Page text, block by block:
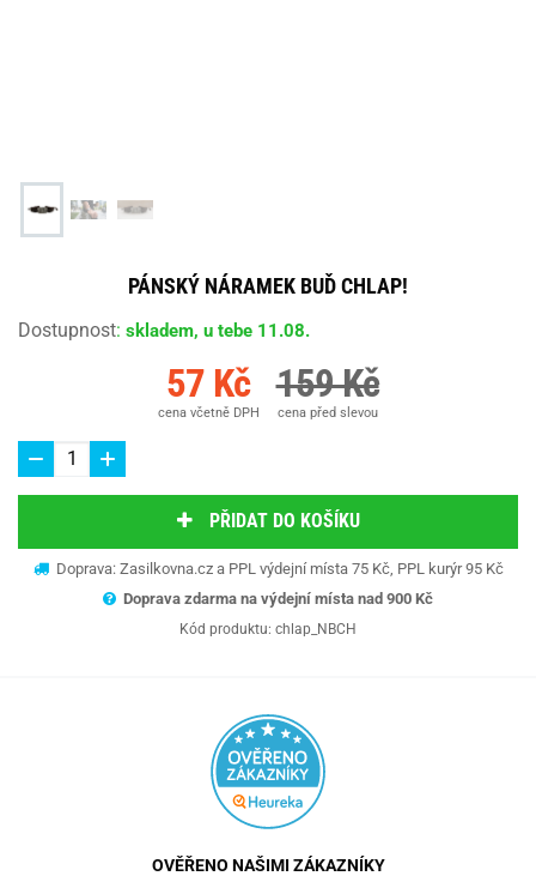
PÁNSKÝ NÁRAMEK BUĎ CHLAP!
Dostupnost: skladem, u tebe 11.08.
57 Kč
cena včetně DPH
159 Kč
cena před slevou
PŘIDAT DO KOŠÍKU
Doprava: Zasilkovna.cz a PPL výdejní místa 75 Kč, PPL kurýr 95 Kč
Doprava zdarma na výdejní místa nad 900 Kč
Kód produktu: chlap_NBCH
OVĚŘENO NAŠIMI ZÁKAZNÍKY